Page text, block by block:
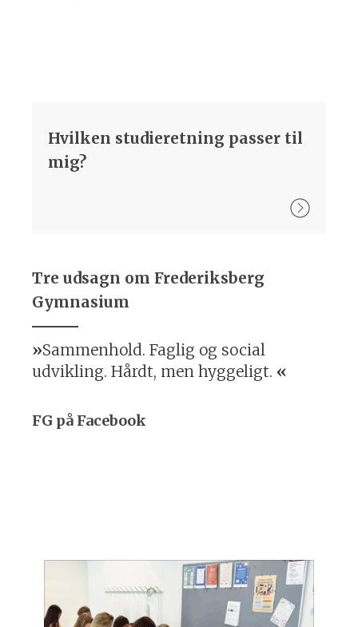
Hvilken studieretning passer til
mig?
Tre udsagn om Frederiksberg
Gymnasium
Sammenhold. Faglig og social
udvikling. Hårdt, men hyggeligt.
FG på Facebook